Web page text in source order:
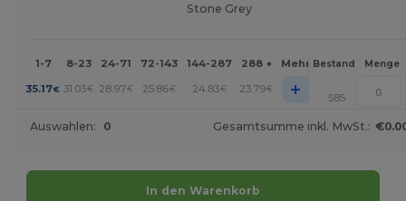
Stone Grey
1-7 8-23 24-71 72-143 144-287 288 + Mehr Bestand Menge
35.17€ 31.03€ 28.97€ 25.86€ 24.83€ 23.79€ + 585
Auswahlen: 0 Gesamtsumme inkl. MwSt.:
In den Warenkorb